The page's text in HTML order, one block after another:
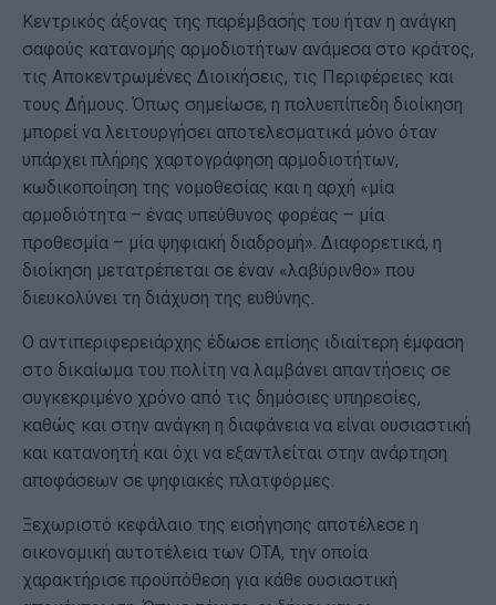
Κεντρικός άξονας της παρέμβασής του ήταν η ανάγκη
σαφούς κατανομής αρμοδιοτήτων ανάμεσα στο κράτος,
τις Αποκεντρωμένες Διοικήσεις, τις Περιφέρειες και
τους Δήμους. Όπως σημείωσε, η πολυεπίπεδη διοίκηση
μπορεί να λειτουργήσει αποτελεσματικά μόνο όταν
υπάρχει πλήρης χαρτογράφηση αρμοδιοτήτων,
κωδικοποίηση της νομοθεσίας και η αρχή «μία
αρμοδιότητα – ένας υπεύθυνος φορέας – μία
προθεσμία – μία ψηφιακή διαδρομή». Διαφορετικά, η
διοίκηση μετατρέπεται σε έναν «λαβύρινθο» που
διευκολύνει τη διάχυση της ευθύνης.
Ο αντιπεριφερειάρχης έδωσε επίσης ιδιαίτερη έμφαση
στο δικαίωμα του πολίτη να λαμβάνει απαντήσεις σε
συγκεκριμένο χρόνο από τις δημόσιες υπηρεσίες,
καθώς και στην ανάγκη η διαφάνεια να είναι ουσιαστική
και κατανοητή και όχι να εξαντλείται στην ανάρτηση
αποφάσεων σε ψηφιακές πλατφόρμες.
Ξεχωριστό κεφάλαιο της εισήγησης αποτέλεσε η
οικονομική αυτοτέλεια των ΟΤΑ, την οποία
χαρακτήρισε προϋπόθεση για κάθε ουσιαστική